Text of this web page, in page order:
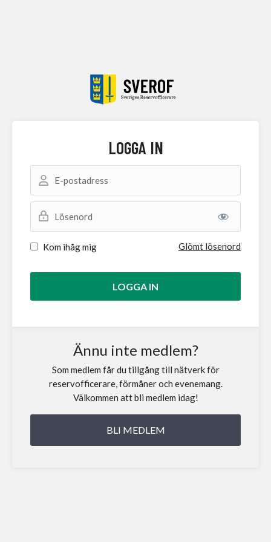
LOGGA IN
E-postadress
Lösenord
Kom ihåg mig Glömt lösenord
Ännu inte medlem?
Som medlem får du tillgång till nätverk för
reservofficerare, förmåner och evenemang.
Välkommen att bli medlem idag!
BLI MEDLEM